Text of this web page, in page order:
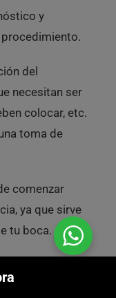
y
del
necesitan ser
colocar, etc.
toma de
comenzar
ya que sirve
tu boca.